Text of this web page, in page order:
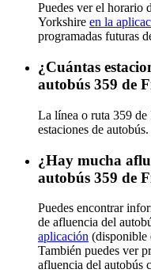
Puedes ver el horario
Yorkshire en la
programadas futuras
¿Cuántas
autobús 359 de
La línea o ruta 359
estaciones de autobús.
¿Hay mucha
autobús 359 de
Puedes encontrar
de afluencia del
aplicación (disponible
También puedes ver
afluencia del autobús